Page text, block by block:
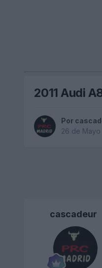
2011 Audi
Por
26 de Mayo
cascadeur